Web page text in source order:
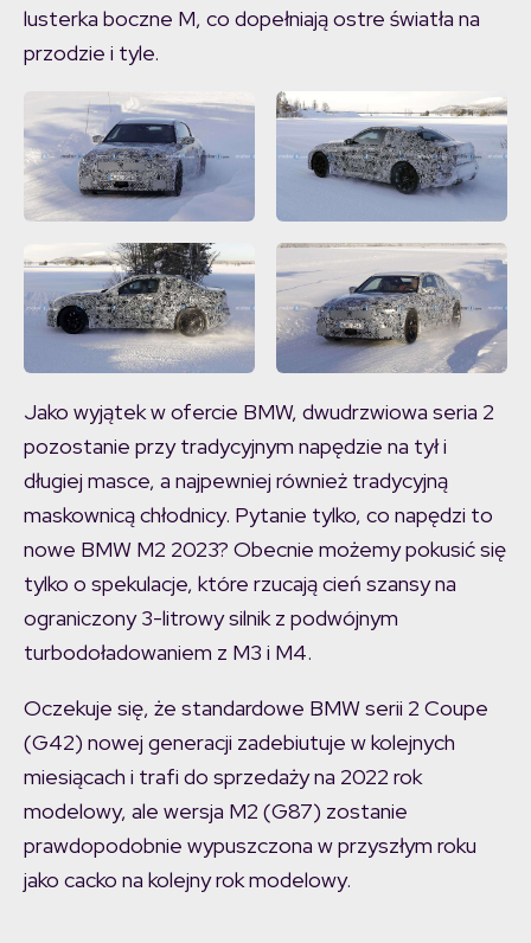
lusterka boczne M, co dopełniają ostre światła na
przodzie i tyle.
Jako wyjątek w ofercie BMW, dwudrzwiowa seria 2
pozostanie przy tradycyjnym napędzie na tył i
długiej masce, a najpewniej również tradycyjną
maskownicą chłodnicy. Pytanie tylko, co napędzi to
nowe BMW M2 2023? Obecnie możemy pokusić się
tylko o spekulacje, które rzucają cień szansy na
ograniczony 3-litrowy silnik z podwójnym
turbodoładowaniem z M3 i M4.
Oczekuje się, że standardowe BMW serii 2 Coupe
(G42) nowej generacji zadebiutuje w kolejnych
miesiącach i trafi do sprzedaży na 2022 rok
modelowy, ale wersja M2 (G87) zostanie
prawdopodobnie wypuszczona w przyszłym roku
jako cacko na kolejny rok modelowy.